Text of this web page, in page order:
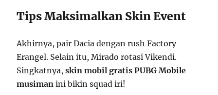
Tips Maksimalkan Skin Event
Akhirnya, pair Dacia dengan rush Factory
Erangel. Selain itu, Mirado rotasi Vikendi.
Singkatnya,skin mobil gratis PUBG Mobile
musiman ini bikin squad iri!